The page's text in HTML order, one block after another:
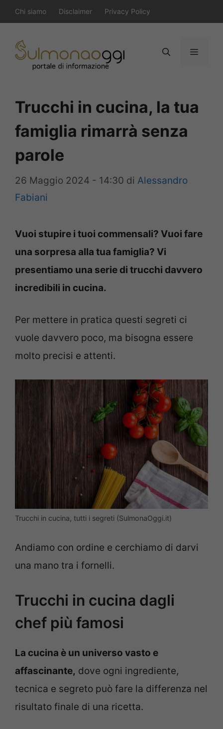
al
contenuto
Chi siamo Disclaimer Privacy Policy
Menu
Trucchi in cucina, la tua
famiglia rimarrà senza
parole
26 Maggio 2024 - 14:30 di Alessandro
Fabiani
Vuoi stupire i tuoi commensali? Vuoi fare
una sorpresa alla tua famiglia? Vi
presentiamo una serie di trucchi davvero
incredibili in cucina.
Per mettere in pratica questi segreti ci
vuole davvero poco, ma bisogna essere
molto precisi e attenti.
Trucchi in cucina, tutti i segreti (SulmonaOggi.it)
Andiamo con ordine e cerchiamo di darvi
una mano tra i fornelli.
Trucchi in cucina dagli
chef più famosi
La cucina è un universo vasto e
affascinante, dove ogni ingrediente,
tecnica e segreto può fare la differenza nel
risultato finale di una ricetta.